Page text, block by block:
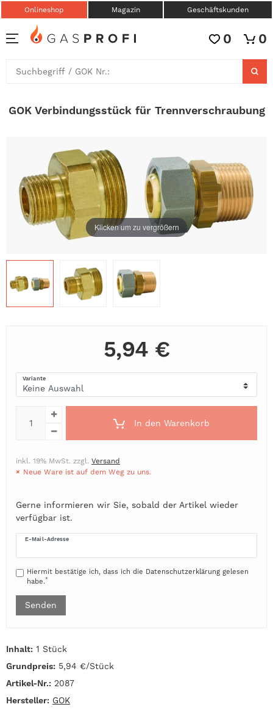
Onlineshop Magazin Geschäftskunden
0 0
GOK Verbindungsstück für Trennverschraubung
Klicken um zu vergrößern
Inhalt: 1 Stück
Grundpreis: 5,94 €/Stück
Artikel-Nr.: 2087
Hersteller: GOK
5,94 €
Variante
In den Warenkorb
inkl. 19% MwSt. zzgl. Versand
Neue Ware ist auf dem Weg zu uns.
Gerne informieren wir Sie, sobald der Artikel wieder
verfügbar ist.
E-Mail-Adresse
Hiermit bestätige ich, dass ich die Daten­schutz­erklärunggelesen
habe.*
Senden